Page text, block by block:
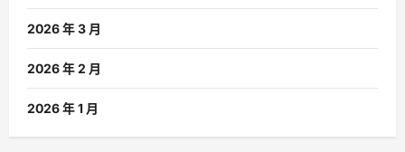
2026 年 3 月
2026 年 2 月
2026 年 1 月